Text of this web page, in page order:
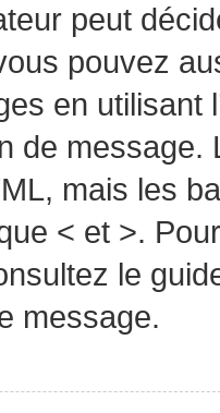
peut
pouvez
en utilisant
de message.
mais les
< et >.
le
message.